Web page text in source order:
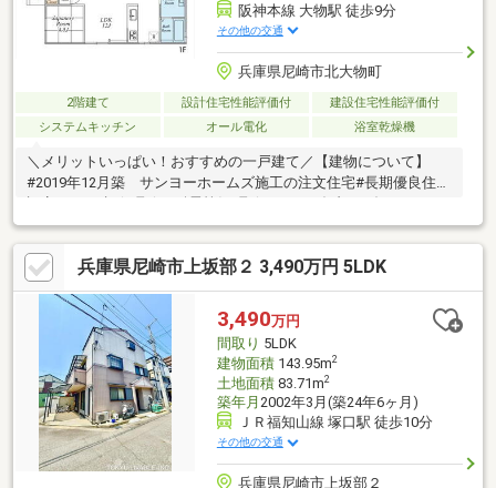
阪神本線 大物駅 徒歩9分
その他の交通
兵庫県尼崎市北大物町
2階建て 設計住宅性能評価付
建設住宅性能評価付
システムキッチン
オール電化 浴室乾燥機
＼メリットいっぱい！おすすめの一戸建て／【建物について】
#2019年12月築 サンヨーホームズ施工の注文住宅#長期優良住宅
認定／BELS評価 取得#耐震等級3取得／サンダブルXダイナミック
ダンパー使用#太陽光発電システム（3.12ｋＷ）#2台駐車可能な
平面駐車場#家事導線が考えられた間取り#主寝室には約3.0帖の
広々WIC【立地について】#阪神本線「大物」駅まで徒歩約9分
#JR東海道本線「尼崎」駅まで徒歩約17分#稲川公園まで徒歩約2
分#尼崎市立金楽寺小学校まで徒歩約11分#尼崎市立成良中学校ま
で徒歩約10分
兵庫県尼崎市上坂部２ 3,490万円 5LDK
3,490万円
間取り 5LDK
建物面積143.95m2
土地面積83.71m2
築年月 2002年3月(築24年6ヶ月)
ＪＲ福知山線 塚口駅 徒歩10分
その他の交通
兵庫県尼崎市上坂部２